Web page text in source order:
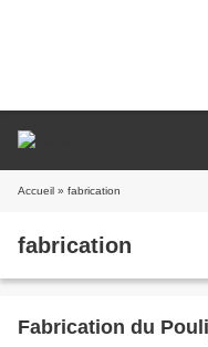
Accueil » fabrication
fabrication
Fabrication du